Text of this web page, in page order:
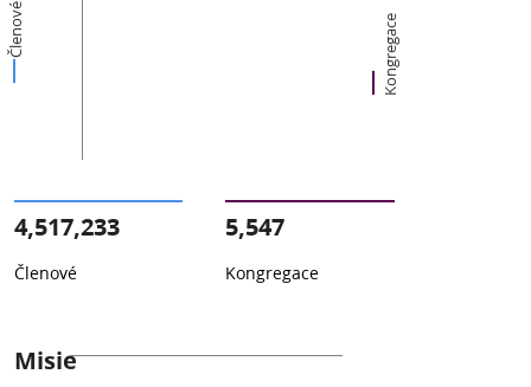
Členové Kongregace
4,517,233
Členové
5,547
Kongregace
Misie